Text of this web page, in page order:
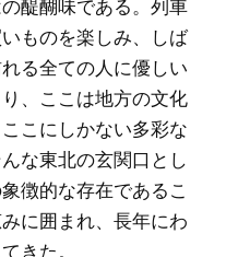
醍醐味である。列車
ものを楽しみ、しば
る全ての人に優しい
、ここは地方の文化
こにしかない多彩な
な東北の玄関口とし
徴的な存在であるこ
に囲まれ、長年にわ
きた。